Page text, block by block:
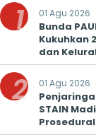
1 01 Agu 2026
Bunda
Kukuhkan
dan
2 01 Agu 2026
STAIN
Prosedural